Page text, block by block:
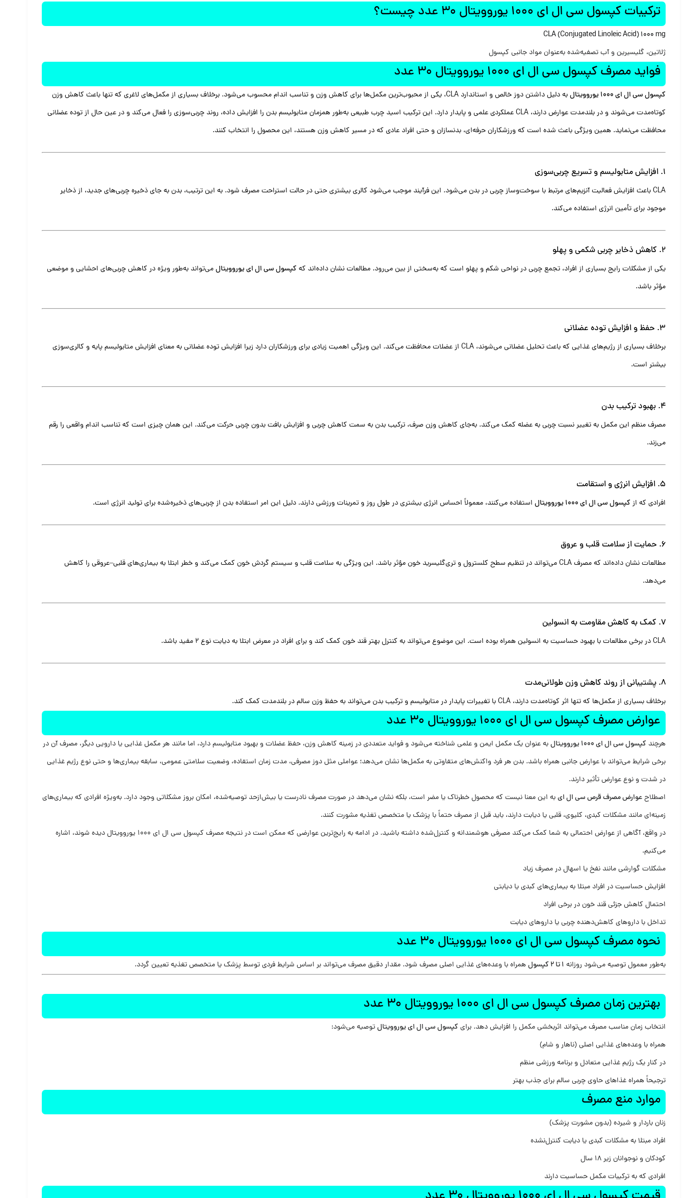
ترکیبات کپسول سی ال ای 1000 یوروویتال 30 عدد چیست؟
CLA (Conjugated Linoleic Acid) 1000 mg
ژلاتین، گلیسیرین و آب تصفیه‌شده به‌عنوان مواد جانبی کپسول
فواید مصرف کپسول سی ال ای 1000 یوروویتال 30 عدد
کپسول سی ال ای 1000 یوروویتال
به دلیل داشتن دوز خالص و استاندارد CLA، یکی از محبوب‌ترین مکمل‌ها برای کاهش وزن و تناسب اندام محسوب می‌شود. برخلاف بسیاری از مکمل‌های لاغری که تنها باعث کاهش وزن
کوتاه‌مدت می‌شوند و در بلندمدت عوارض دارند، CLA عملکردی علمی و پایدار دارد. این ترکیب اسید چرب طبیعی به‌طور همزمان متابولیسم بدن را افزایش داده، روند چربی‌سوزی را فعال می‌کند و در عین حال از توده عضلانی
محافظت می‌نماید. همین ویژگی باعث شده است که ورزشکاران حرفه‌ای، بدنسازان و حتی افراد عادی که در مسیر کاهش وزن هستند، این محصول را انتخاب کنند.
۱. افزایش متابولیسم و تسریع چربی‌سوزی
CLA باعث افزایش فعالیت آنزیم‌های مرتبط با سوخت‌وساز چربی در بدن می‌شود. این فرآیند موجب می‌شود کالری بیشتری حتی در حالت استراحت مصرف شود. به این ترتیب، بدن به جای ذخیره چربی‌های جدید، از ذخایر
موجود برای تأمین انرژی استفاده می‌کند.
۲. کاهش ذخایر چربی شکمی و پهلو
یکی از مشکلات رایج بسیاری از افراد، تجمع چربی در نواحی شکم و پهلو است که به‌سختی از بین می‌رود. مطالعات نشان داده‌اند که کپسول سی ال ای یوروویتالمی‌تواند به‌طور ویژه در کاهش چربی‌های احشایی و موضعی
مؤثر باشد.
۳. حفظ و افزایش توده عضلانی
برخلاف بسیاری از رژیم‌های غذایی که باعث تحلیل عضلانی می‌شوند، CLA از عضلات محافظت می‌کند. این ویژگی اهمیت زیادی برای ورزشکاران دارد زیرا افزایش توده عضلانی به معنای افزایش متابولیسم پایه و کالری‌سوزی
بیشتر است.
۴. بهبود ترکیب بدن
مصرف منظم این مکمل به تغییر نسبت چربی به عضله کمک می‌کند. به‌جای کاهش وزن صرف، ترکیب بدن به سمت کاهش چربی و افزایش بافت بدون چربی حرکت می‌کند. این همان چیزی است که تناسب اندام واقعی را رقم
می‌زند.
۵. افزایش انرژی و استقامت
افرادی که از کپسول سی ال ای 1000 یوروویتال استفاده می‌کنند، معمولاً احساس انرژی بیشتری در طول روز و تمرینات ورزشی دارند. دلیل این امر استفاده بدن از چربی‌های ذخیره‌شده برای تولید انرژی است.
۶. حمایت از سلامت قلب و عروق
مطالعات نشان داده‌اند که مصرف CLA می‌تواند در تنظیم سطح کلسترول و تری‌گلیسرید خون مؤثر باشد. این ویژگی به سلامت قلب و سیستم گردش خون کمک می‌کند و خطر ابتلا به بیماری‌های قلبی‌–عروقی را کاهش
می‌دهد.
۷. کمک به کاهش مقاومت به انسولین
CLA در برخی مطالعات با بهبود حساسیت به انسولین همراه بوده است. این موضوع می‌تواند به کنترل بهتر قند خون کمک کند و برای افراد در معرض ابتلا به دیابت نوع ۲ مفید باشد.
۸. پشتیبانی از روند کاهش وزن طولانی‌مدت
برخلاف بسیاری از مکمل‌ها که تنها اثر کوتاه‌مدت دارند، CLA با تغییرات پایدار در متابولیسم و ترکیب بدن می‌تواند به حفظ وزن سالم در بلندمدت کمک کند.
عوارض مصرف کپسول سی ال ای 1000 یوروویتال 30 عدد
هرچند کپسول سی ال ای 1000 یوروویتال
به عنوان یک مکمل ایمن و علمی شناخته می‌شود و فواید متعددی در زمینه کاهش وزن، حفظ عضلات و بهبود متابولیسم دارد، اما مانند هر مکمل غذایی یا دارویی دیگر، مصرف آن در
برخی شرایط می‌تواند با عوارض جانبی همراه باشد. بدن هر فرد واکنش‌های متفاوتی به مکمل‌ها نشان می‌دهد؛ عواملی مثل دوز مصرفی، مدت زمان استفاده، وضعیت سلامتی عمومی، سابقه بیماری‌ها و حتی نوع رژیم غذایی
در شدت و نوع عوارض تأثیر دارند.
اصطلاحعوارض مصرف قرص سی ال ایبه این معنا نیست که محصول خطرناک یا مضر است، بلکه نشان می‌دهد در صورت مصرف نادرست یا بیش‌ازحد توصیه‌شده، امکان بروز مشکلاتی وجود دارد. به‌ویژه افرادی که بیماری‌های
زمینه‌ای مانند مشکلات کبدی، کلیوی، قلبی یا دیابت دارند، باید قبل از مصرف حتماً با پزشک یا متخصص تغذیه مشورت کنند.
در واقع، آگاهی از عوارض احتمالی به شما کمک می‌کند مصرفی هوشمندانه و کنترل‌شده داشته باشید. در ادامه به رایج‌ترین عوارضی که ممکن است در نتیجه مصرف کپسول سی ال ای 1000 یوروویتال دیده شوند، اشاره
می‌کنیم.
مشکلات گوارشی مانند نفخ یا اسهال در مصرف زیاد
افزایش حساسیت در افراد مبتلا به بیماری‌های کبدی یا دیابتی
احتمال کاهش جزئی قند خون در برخی افراد
تداخل با داروهای کاهش‌دهنده چربی یا داروهای دیابت
نحوه مصرف کپسول سی ال ای 1000 یوروویتال 30 عدد
به‌طور معمول توصیه می‌شود روزانه 1 تا 2 کپسول همراه با وعده‌های غذایی اصلی مصرف شود. مقدار دقیق مصرف می‌تواند بر اساس شرایط فردی توسط پزشک یا متخصص تغذیه تعیین گردد.
بهترین زمان مصرف کپسول سی ال ای 1000 یوروویتال 30 عدد
انتخاب زمان مناسب مصرف می‌تواند اثربخشی مکمل را افزایش دهد. برای کپسول سی ال ای یوروویتالتوصیه می‌شود:
همراه با وعده‌های غذایی اصلی (ناهار و شام)
در کنار یک رژیم غذایی متعادل و برنامه ورزشی منظم
ترجیحاً همراه غذاهای حاوی چربی سالم برای جذب بهتر
موارد منع مصرف
زنان باردار و شیرده (بدون مشورت پزشک)
افراد مبتلا به مشکلات کبدی یا دیابت کنترل‌نشده
کودکان و نوجوانان زیر 18 سال
افرادی که به ترکیبات مکمل حساسیت دارند